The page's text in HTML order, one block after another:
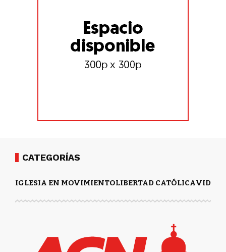
CATEGORÍAS
IGLESIA EN MOVIMIENTOLIBERTAD CATÓLICAVIDA